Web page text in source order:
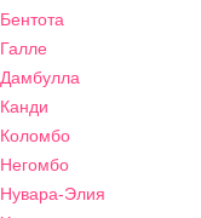
Бентота
Галле
Дамбулла
Канди
Коломбо
Негомбо
Нувара-Элия